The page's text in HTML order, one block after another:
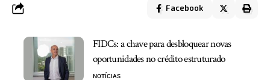
Facebook
FIDCs: a chave para desbloquear novas
oportunidades no crédito estruturado
NOTÍCIAS